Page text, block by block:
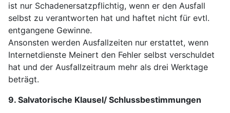
ist nur Schadenersatzpflichtig, wenn er den Ausfall
selbst zu verantworten hat und haftet nicht für evtl.
entgangene Gewinne.
Ansonsten werden Ausfallzeiten nur erstattet, wenn
Internetdienste Meinert den Fehler selbst verschuldet
hat und der Ausfallzeitraum mehr als drei Werktage
beträgt.
9. Salvatorische Klausel/ Schlussbestimmungen